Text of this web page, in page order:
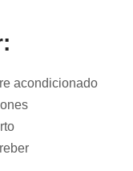
acondicionado